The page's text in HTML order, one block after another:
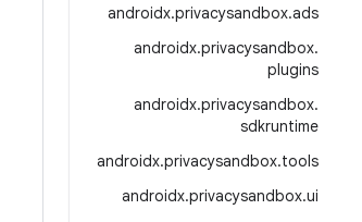
androidx.privacysandbox.ads
androidx.privacysandbox.
plugins
androidx.privacysandbox.
sdkruntime
androidx.privacysandbox.tools
androidx.privacysandbox.ui